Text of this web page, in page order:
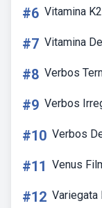
#6 Vitamina
#7 Vitamina
#8 Verbos
#9 Verbos
#10 Verbos
#11 Venus
#12 Variegata